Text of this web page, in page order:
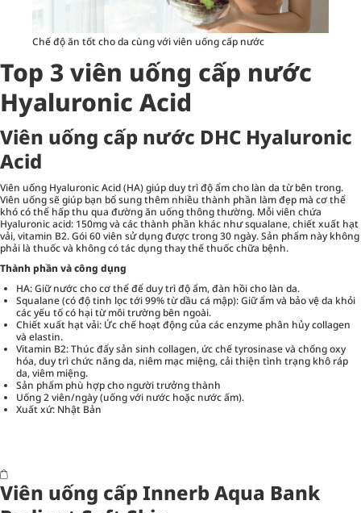
Chế độ ăn tốt cho da cùng với viên uống cấp nước
Top 3 viên uống cấp nước
Hyaluronic Acid
Viên uống cấp nước DHC Hyaluronic
Acid
Viên uống Hyaluronic Acid (HA) giúp duy trì độ ẩm cho làn da từ bên trong.
Viên uống sẽ giúp bạn bổ sung thêm nhiều thành phần làm đẹp mà cơ thể
khó có thể hấp thu qua đường ăn uống thông thường. Mỗi viên chứa
Hyaluronic acid: 150mg và các thành phần khác như squalane, chiết xuất hạt
vải, vitamin B2. Gói 60 viên sử dụng được trong 30 ngày. Sản phẩm này không
phải là thuốc và không có tác dụng thay thế thuốc chữa bệnh.
Thành phần và công dụng
HA: Giữ nước cho cơ thể để duy trì độ ẩm, đàn hồi cho làn da.
Squalane (có độ tinh lọc tới 99% từ dầu cá mập): Giữ ẩm và bảo vệ da khỏi
các yếu tố có hại từ môi trường bên ngoài.
Chiết xuất hạt vải: Ức chế hoạt động của các enzyme phân hủy collagen
và elastin.
Vitamin B2: Thúc đẩy sản sinh collagen, ức chế tyrosinase và chống oxy
hóa, duy trì chức năng da, niêm mạc miệng, cải thiện tình trạng khô ráp
da, viêm miệng.
Sản phẩm phù hợp cho người trưởng thành
Uống 2 viên/ngày (uống với nước hoặc nước ấm).
Xuất xứ: Nhật Bản
Viên uống cấp Innerb Aqua Bank